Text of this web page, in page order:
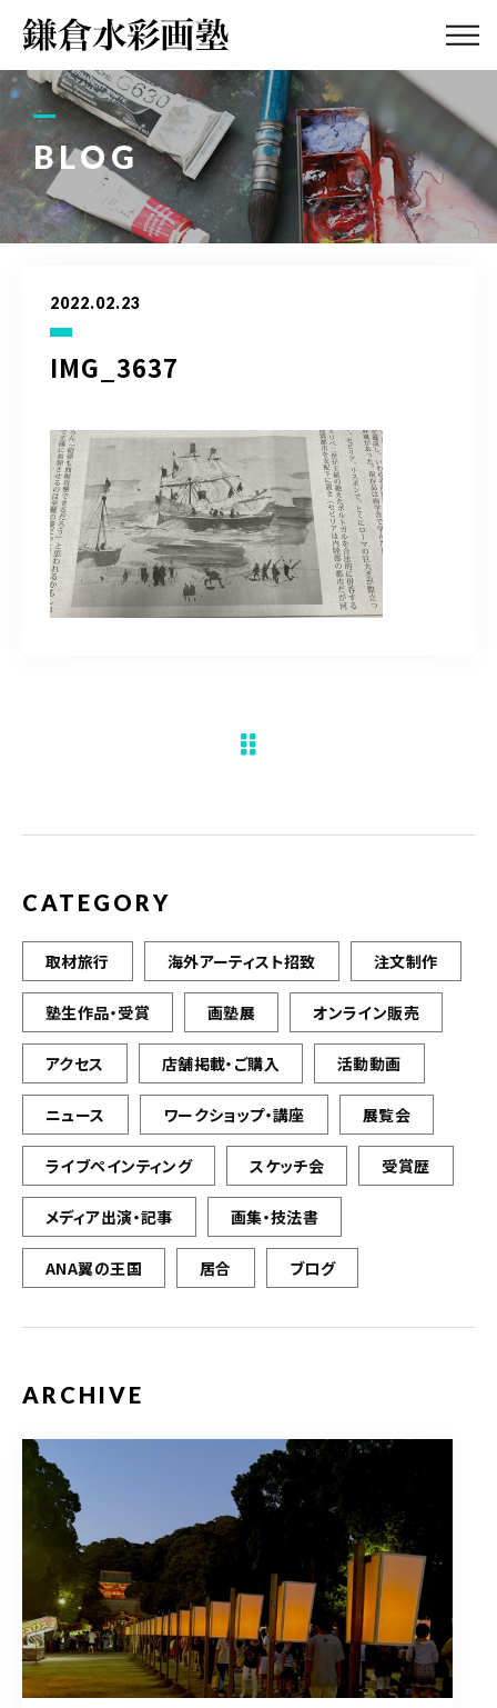
BLOG
2022.02.23
IMG_3637
CATEGORY
取材旅行 海外アーティスト招致 注文制作
塾生作品・受賞 画塾展 オンライン販売
アクセス 店舗掲載・ご購入 活動動画
ニュース ワークショップ・講座 展覧会
ライブペインティング スケッチ会 受賞歴
メディア出演・記事 画集・技法書
ANA翼の王国 居合 ブログ
ARCHIVE
ABOUT
画塾紹介・
アクセス
LESSON
教室案内
画塾ブログ
ATELIER
水彩ブログ
CONTACT
お問い合わせ
MEMBER
塾生専用
取材・制作のご依頼 作品購入